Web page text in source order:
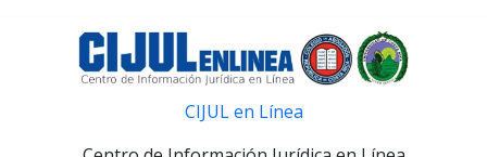
CIJUL en Línea